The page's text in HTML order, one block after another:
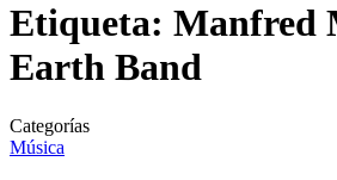
Etiqueta: Manfred
Earth Band
Categorías
Música